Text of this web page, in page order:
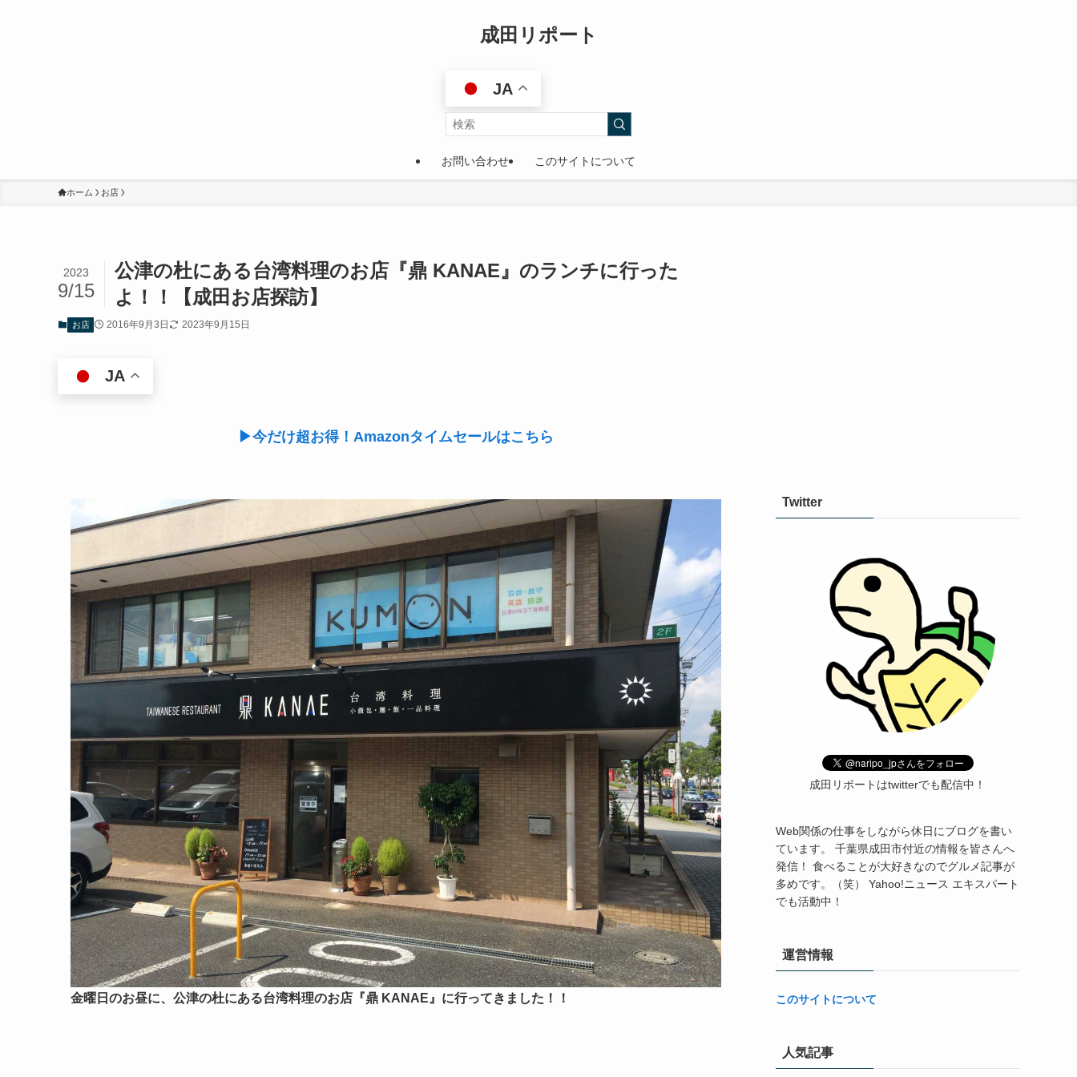
成田リポート
お問い合わせ このサイトについて
JA
ホーム お店
公津の杜にある台湾料理のお店『鼎 KANAE』のランチに行った
よ！！【成田お店探訪】
2023
9/15
お店 2016年9月3日 2023年9月15日
JA
▶今だけ超お得！Amazonタイムセールはこちら
金曜日のお昼に、公津の杜にある台湾料理のお店『鼎 KANAE』に行ってきました！！
Twitter
成田リポートはtwitterでも配信中！
Web関係の仕事をしながら休日にブログを書い
ています。 千葉県成田市付近の情報を皆さんへ
発信！ 食べることが大好きなのでグルメ記事が
多めです。（笑） Yahoo!ニュース エキスパート
でも活動中！
運営情報
このサイトについて
人気記事